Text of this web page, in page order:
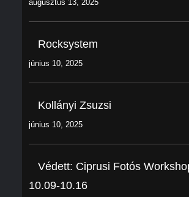
augusztus 13, 2025
Rocksystem
június 10, 2025
Kollányi Zsuzsi
június 10, 2025
Védett: Ciprusi Fotós
10.09-10.16